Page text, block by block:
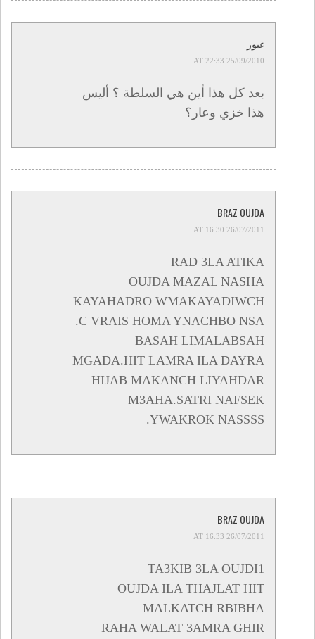
غيور
25/09/2010 AT 22:33
بعد كل هذا أين هي السلطة ؟ أليس
هذا خزي وعار؟
BRAZ OUJDA
26/07/2011 AT 16:30
RAD 3LA ATIKA
OUJDA MAZAL NASHA
KAYAHADRO WMAKAYADIWCH
.C VRAIS HOMA YNACHBO NSA
BASAH LIMALABSAH
MGADA.HIT LAMRA ILA DAYRA
HIJAB MAKANCH LIYAHDAR
M3AHA.SATRI NAFSEK
YWAKROK NASSSS.
BRAZ OUJDA
26/07/2011 AT 16:33
TA3KIB 3LA OUJDI1
OUJDA ILA THAJLAT HIT
MALKATCH RBIBHA
RAHA WALAT 3AMRA GHIR